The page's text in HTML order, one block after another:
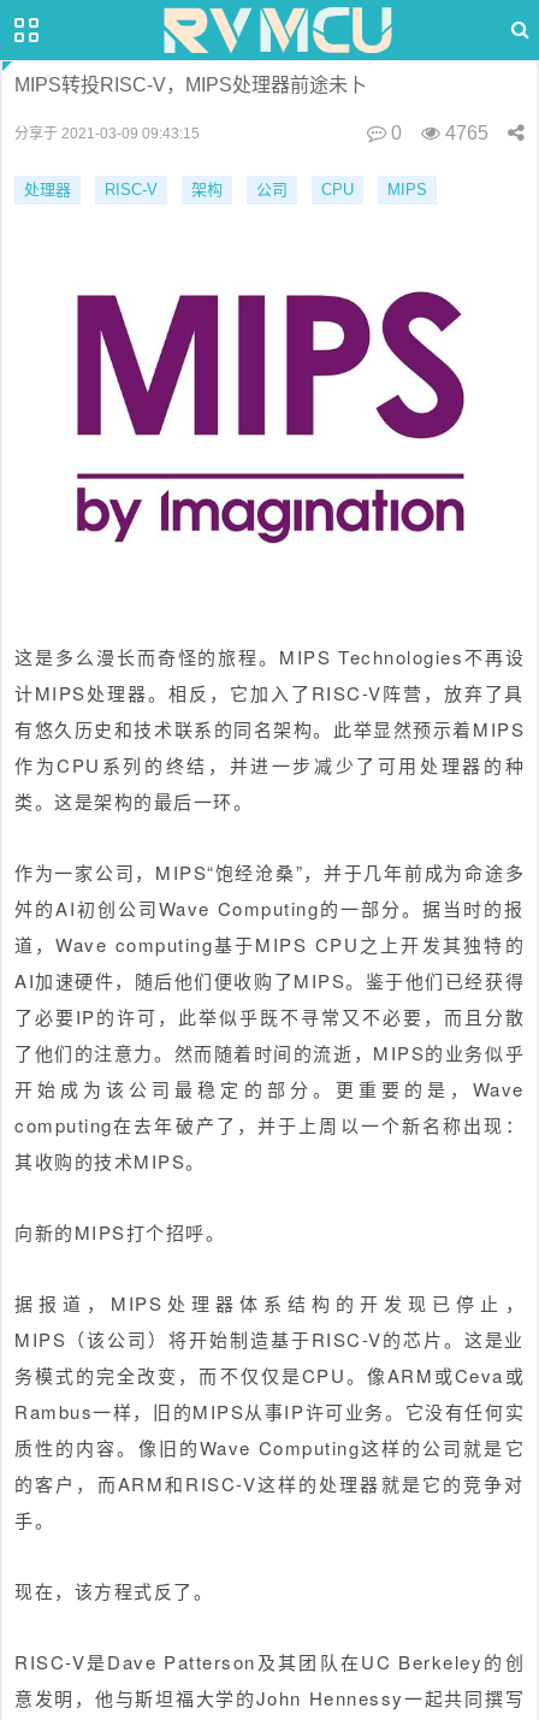
MIPS转投RISC-V，MIPS处理器前途未卜
分享于 2021-03-09 09:43:15 0 4765
处理器 RISC-V 架构 公司 CPU MIPS
这是多么漫长而奇怪的旅程。MIPS Technologies不再设
计MIPS处理器。相反，它加入了RISC-V阵营，放弃了具
有悠久历史和技术联系的同名架构。此举显然预示着MIPS
作为CPU系列的终结，并进一步减少了可用处理器的种
类。这是架构的最后一环。
作为一家公司，MIPS“饱经沧桑”，并于几年前成为命途多
舛的AI初创公司Wave Computing的一部分。据当时的报
道，Wave computing基于MIPS CPU之上开发其独特的
AI加速硬件，随后他们便收购了MIPS。鉴于他们已经获得
了必要IP的许可，此举似乎既不寻常又不必要，而且分散
了他们的注意力。然而随着时间的流逝，MIPS的业务似乎
开始成为该公司最稳定的部分。更重要的是，Wave
computing在去年破产了，并于上周以一个新名称出现：
其收购的技术MIPS。
向新的MIPS打个招呼。
据报道，MIPS处理器体系结构的开发现已停止，
MIPS（该公司）将开始制造基于RISC-V的芯片。这是业
务模式的完全改变，而不仅仅是CPU。像ARM或Ceva或
Rambus一样，旧的MIPS从事IP许可业务。它没有任何实
质性的内容。像旧的Wave Computing这样的公司就是它
的客户，而ARM和RISC-V这样的处理器就是它的竞争对
手。
现在，该方程式反了。
RISC-V是Dave Patterson及其团队在UC Berkeley的创
意发明，他与斯坦福大学的John Hennessy一起共同撰写